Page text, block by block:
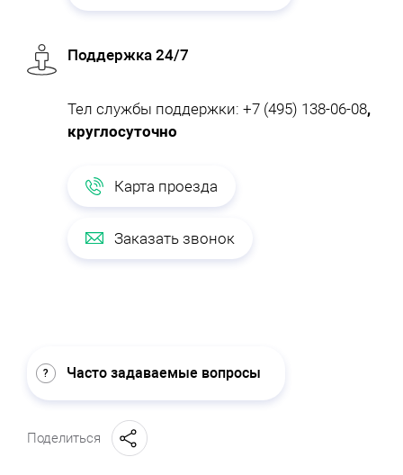
Поддержка 24/7
Тел службы поддержки: +7 (495) 138-06-08,
круглосуточно
Карта проезда
Заказать звонок
Часто задаваемые вопросы
Поделиться